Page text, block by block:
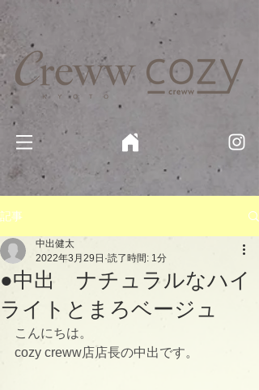
京都・四条 烏丸の美容室・美容院【Creww KYOTO (クルー)】【cozy creww(コージークルー)】 京都市 ヘ
記事
●中出 ナチュラルなハイ
ライトとまろベージュ
中出健太
2022年3月29日 読了時間: 1分
こんにちは。
cozy creww店店長の中出です。